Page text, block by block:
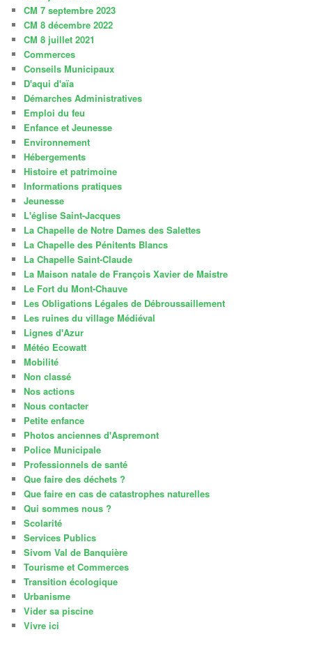
CM 7 septembre 2023
CM 8 décembre 2022
CM 8 juillet 2021
Commerces
Conseils Municipaux
D'aqui d'aïa
Démarches Administratives
Emploi du feu
Enfance et Jeunesse
Environnement
Hébergements
Histoire et patrimoine
Informations pratiques
Jeunesse
L'église Saint-Jacques
La Chapelle de Notre Dames des Salettes
La Chapelle des Pénitents Blancs
La Chapelle Saint-Claude
La Maison natale de François Xavier de Maistre
Le Fort du Mont-Chauve
Les Obligations Légales de Débroussaillement
Les ruines du village Médiéval
Lignes d'Azur
Météo Ecowatt
Mobilité
Non classé
Nos actions
Nous contacter
Petite enfance
Photos anciennes d'Aspremont
Police Municipale
Professionnels de santé
Que faire des déchets ?
Que faire en cas de catastrophes naturelles
Qui sommes nous ?
Scolarité
Services Publics
Sivom Val de Banquière
Tourisme et Commerces
Transition écologique
Urbanisme
Vider sa piscine
Vivre ici